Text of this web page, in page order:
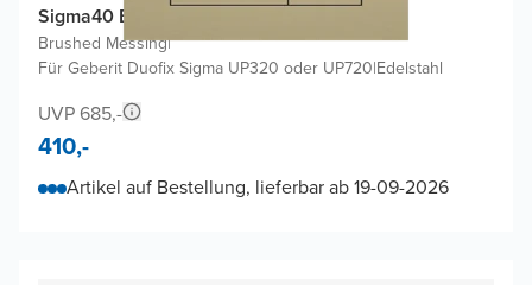
Sigma40 Betätigungsplatten
Brushed Messing|
Für Geberit Duofix Sigma UP320 oder UP720|Edelstahl
UVP 685,-
410,-
Artikel auf Bestellung, lieferbar ab 19-09-2026